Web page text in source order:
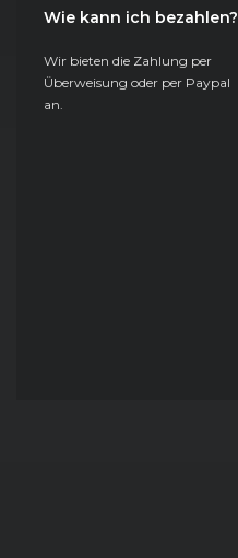
Wie kann ich bezahlen?
Wir bieten die Zahlung per
Überweisung oder per Paypal
an.